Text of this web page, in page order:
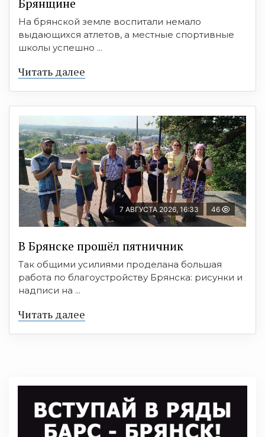
Брянщине
На брянской земле воспитали немало
выдающихся атлетов, а местные спортивные
школы успешно ...
Читать далее
7 АВГУСТА 2026, 16:33 46
В Брянске прошёл пятничник
Так общими усилиями проделана большая
работа по благоустройству Брянска: рисунки и
надписи на ...
Читать далее